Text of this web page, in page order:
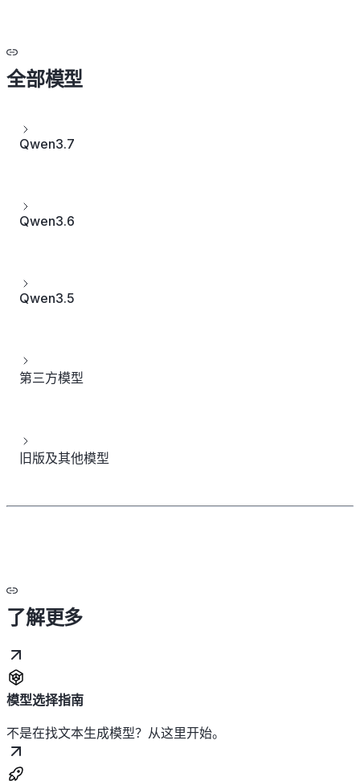
全部模型
Qwen3.7
Qwen3.6
Qwen3.5
第三方模型
旧版及其他模型
了解更多
模型选择指南
不是在找文本生成模型？从这里开始。